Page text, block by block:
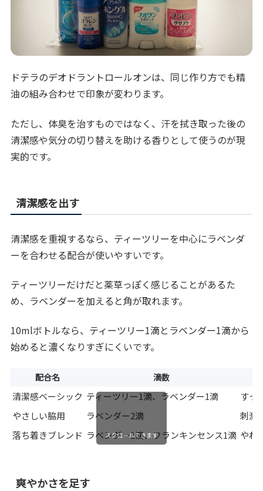
ドテラのデオドラントロールオンは、同じ作り方でも精
油の組み合わせで印象が変わります。
ただし、体臭を治すものではなく、汗を拭き取った後の
清潔感や気分の切り替えを助ける香りとして使うのが現
実的です。
清潔感を出す
清潔感を重視するなら、ティーツリーを中心にラベンダ
ーを合わせる配合が使いやすいです。
ティーツリーだけだと薬草っぽく感じることがあるた
め、ラベンダーを加えると角が取れます。
10mlボトルなら、ティーツリー1滴とラベンダー1滴から
始めると濃くなりすぎにくいです。
配合名 滴数
清潔感ベーシック ティーツリー1滴、ラベンダー1滴
すっ
やさしい脇用
ラベンダー2滴
刺激
落ち着きブレンド ラベンダー1滴、フランキンセンス1滴 やわ
スクロールできます
爽やかさを足す